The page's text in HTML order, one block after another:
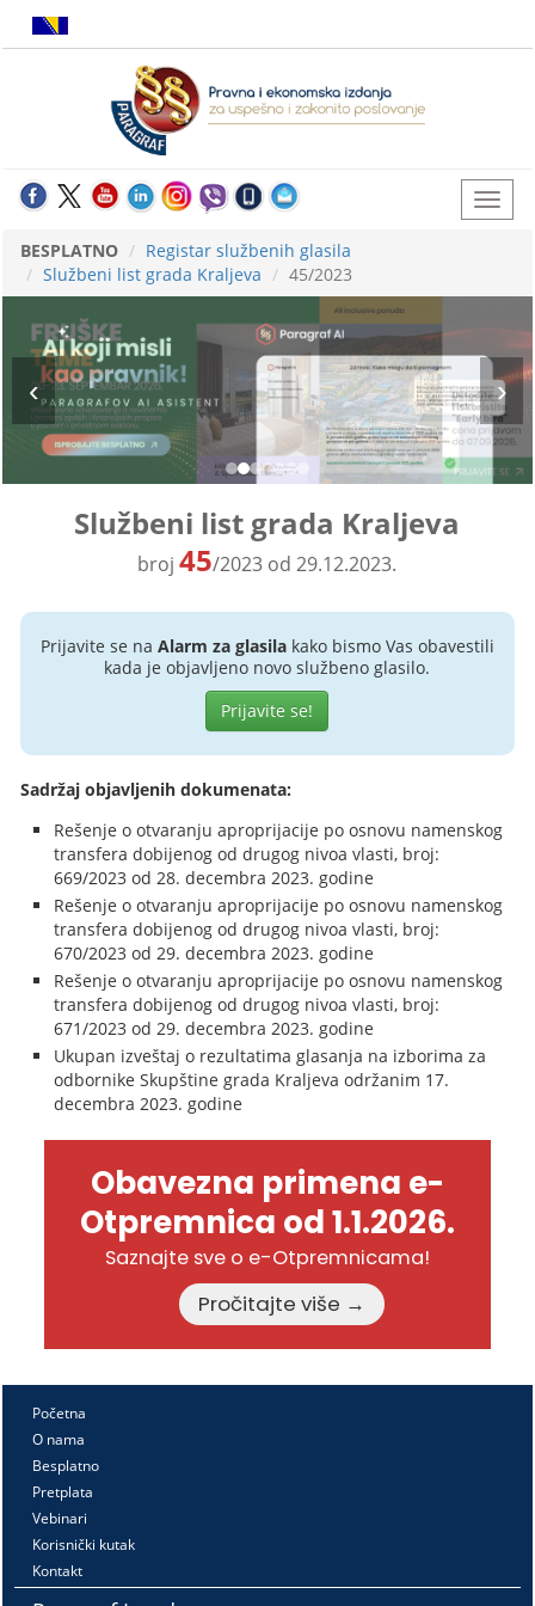
BESPLATNO
Registar službenih glasila
Službeni list grada Kraljeva
45/2023
Službeni list grada Kraljeva
broj45/2023 od 29.12.2023.
Prijavite se na Alarm za glasilakako bismo Vas obavestili
kada je objavljeno novo službeno glasilo.
Prijavite se!
Sadržaj objavljenih dokumenata:
Rešenje o otvaranju aproprijacije po osnovu namenskog
transfera dobijenog od drugog nivoa vlasti, broj:
669/2023 od 28. decembra 2023. godine
Rešenje o otvaranju aproprijacije po osnovu namenskog
transfera dobijenog od drugog nivoa vlasti, broj:
670/2023 od 29. decembra 2023. godine
Rešenje o otvaranju aproprijacije po osnovu namenskog
transfera dobijenog od drugog nivoa vlasti, broj:
671/2023 od 29. decembra 2023. godine
Ukupan izveštaj o rezultatima glasanja na izborima za
odbornike Skupštine grada Kraljeva održanim 17.
decembra 2023. godine
Obavezna primena e-
Otpremnica od 1.1.2026.
Saznajte sve o e-Otpremnicama!
Pročitajte više →
Početna
O nama
Besplatno
Pretplata
Vebinari
Korisnički kutak
Kontakt